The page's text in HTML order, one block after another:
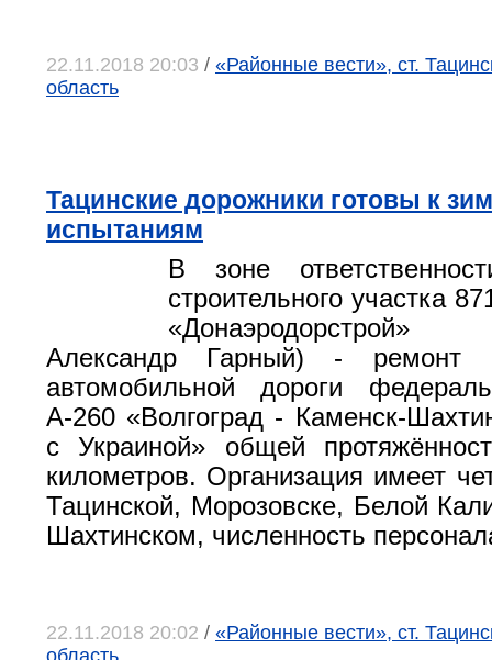
22.11.2018 20:03 / «Районные вести», ст.
область
Тацинские дорожники готовы к
испытаниям
В зоне
строительного участка
«Донаэродорстрой»
Александр Гарный) - ремонт
автомобильной дороги
А-260 «Волгоград - Каменск-
с Украиной» общей
километров. Организация имеет
Тацинской, Морозовске, Белой
Шахтинском, численность
22.11.2018 20:02 / «Районные вести», ст.